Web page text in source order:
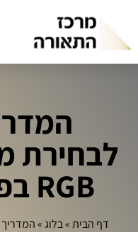
לבחירת
RGB בפרויקטי DIY
דף הבית»בלוג»